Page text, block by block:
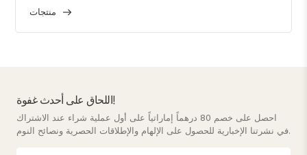
منتجات
اللحاق على أحدث غفوة!
احصل على خصم 80 درهماً إماراتياً على أول عملية شراء عند الاشتراك
في نشرتنا الإخبارية للحصول على الإلهام والإطلاقات الحصرية ونصائح النوم.